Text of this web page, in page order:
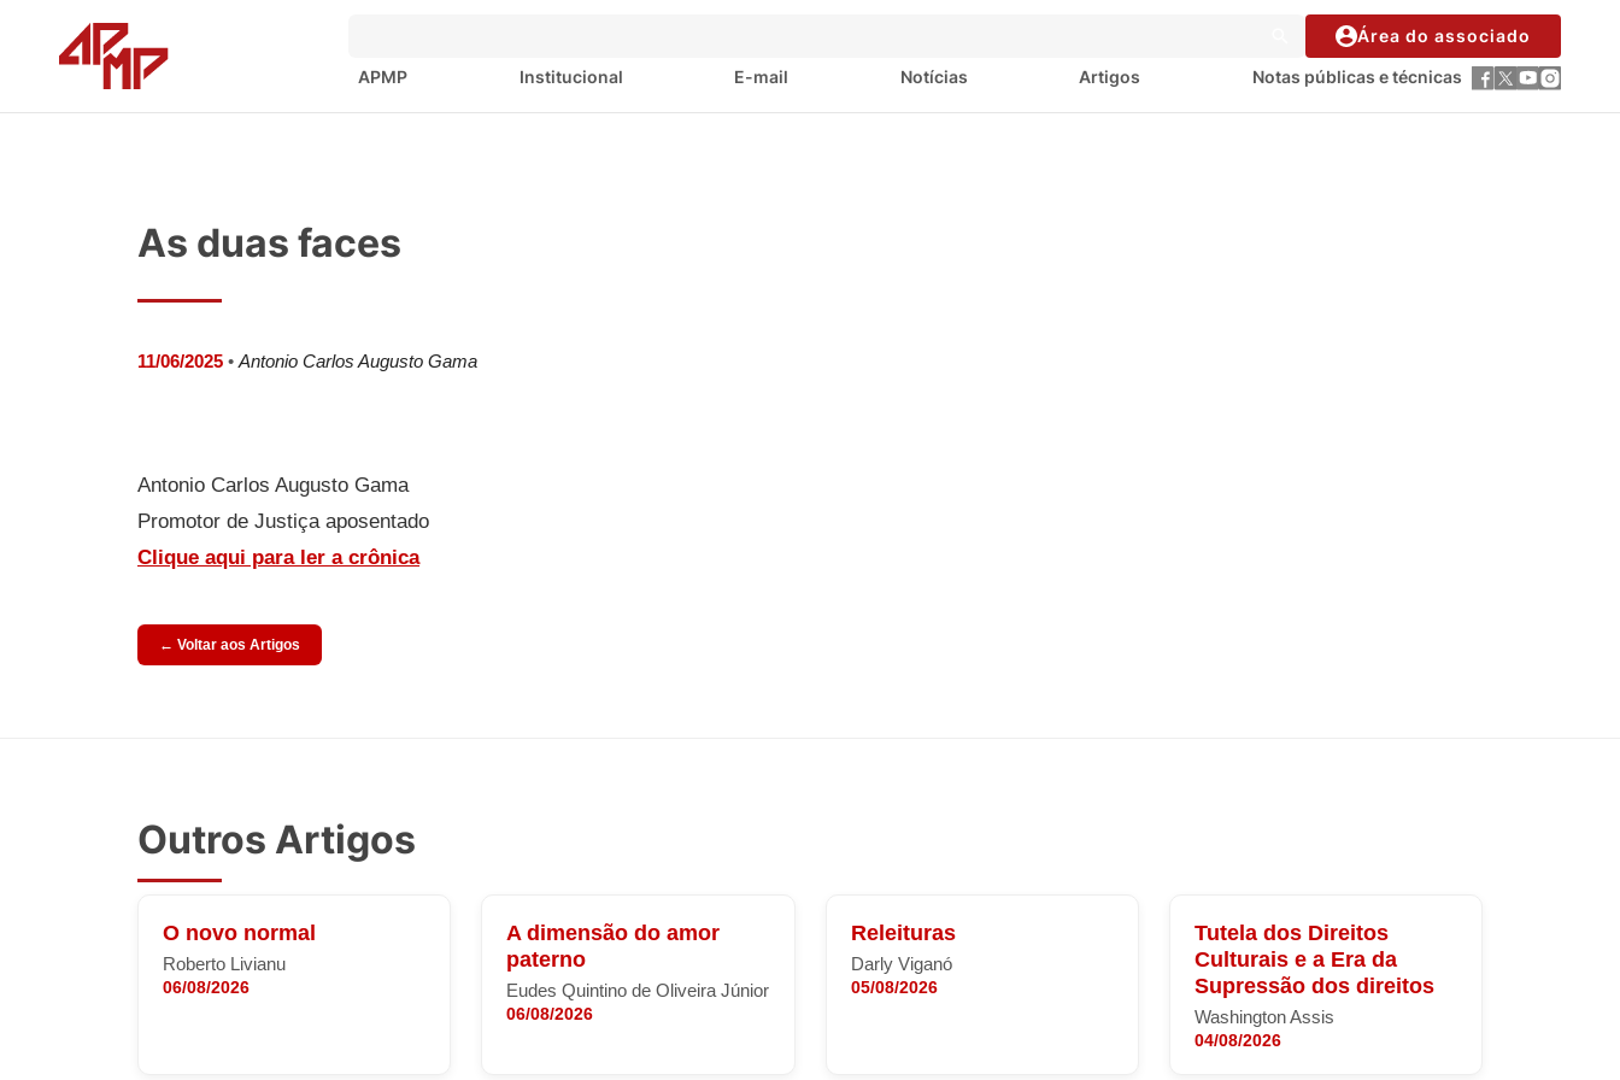
Área do associado
APMP
Institucional E-mail Notícias Artigos Notas públicas e técnicas
As duas faces
11/06/2025 • Antonio Carlos Augusto Gama
Antonio Carlos Augusto Gama
Promotor de Justiça aposentado
Clique aqui para ler a crônica
← Voltar aos Artigos
Outros Artigos
O novo normal
Roberto Livianu
06/08/2026
A dimensão do amor
paterno
Eudes Quintino de Oliveira Júnior
06/08/2026
Releituras
Darly Viganó
05/08/2026
Tutela dos Direitos
Culturais e a Era da
Supressão dos direitos
Washington Assis
04/08/2026